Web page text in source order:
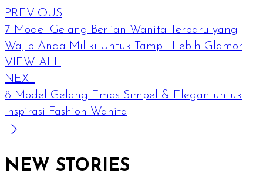
PREVIOUS
7 Model Gelang Berlian Wanita Terbaru yang
Wajib Anda Miliki Untuk Tampil Lebih Glamor
VIEW ALL
NEXT
8 Model Gelang Emas Simpel & Elegan untuk
Inspirasi Fashion Wanita
NEW STORIES